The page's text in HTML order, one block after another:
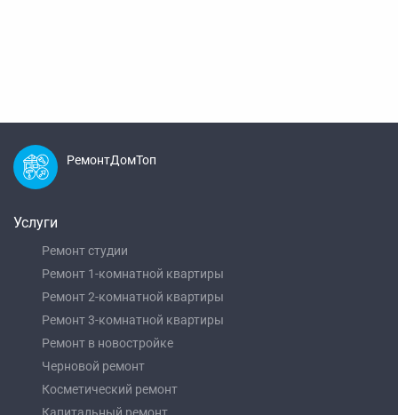
РемонтДомТоп
Услуги
Ремонт студии
Ремонт 1-комнатной квартиры
Ремонт 2-комнатной квартиры
Ремонт 3-комнатной квартиры
Ремонт в новостройке
Черновой ремонт
Косметический ремонт